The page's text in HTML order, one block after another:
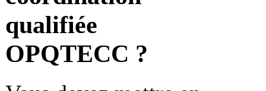
qualifiée
OPQTECC ?